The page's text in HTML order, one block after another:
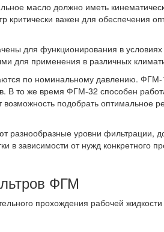
масло должно иметь
критически важен для обеспечения
для функционирования в
для применения в различных
по номинальному давлению. ФГМ-
В то же время ФГМ-32 способен
подобрать оптимальное
уровни фильтрации,
в зависимости от нужд конкретного
ФГМ
прохождения рабочей